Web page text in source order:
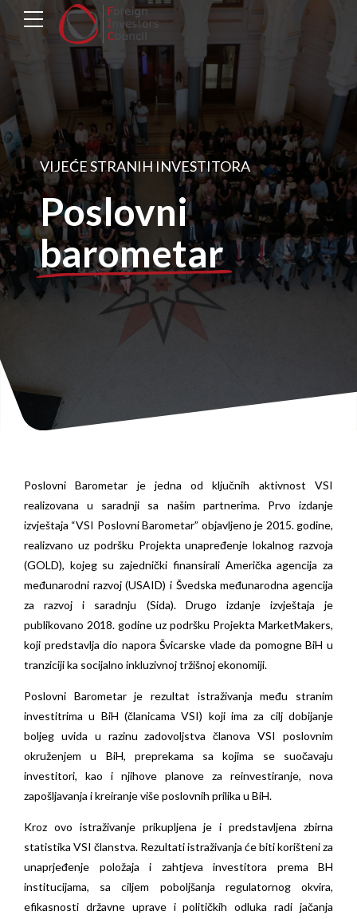
VIJEĆE STRANIH INVESTITORA
Poslovni
barometar
Poslovni Barometar je jedna od ključnih aktivnost VSI
realizovana u saradnji sa našim partnerima. Prvo izdanje
izvještaja “VSI Poslovni Barometar” objavljeno je 2015. godine,
realizvano uz podršku Projekta unapređenje lokalnog razvoja
(GOLD), kojeg su zajednički finansirali Američka agencija za
međunarodni razvoj (USAID) i Švedska međunarodna agencija
za razvoj i saradnju (Sida). Drugo izdanje izvještaja je
publikovano 2018. godine uz podršku Projekta MarketMakers,
koji predstavlja dio napora Švicarske vlade da pomogne BiH u
tranziciji ka socijalno inkluzivnoj tržišnoj ekonomiji.
Poslovni Barometar je rezultat istraživanja među stranim
investitrima u BiH (članicama VSI) koji ima za cilj dobijanje
boljeg uvida u razinu zadovoljstva članova VSI poslovnim
okruženjem u BiH, preprekama sa kojima se suočavaju
investitori, kao i njihove planove za reinvestiranje, nova
zapošljavanja i kreiranje više poslovnih prilika u BiH.
Kroz ovo istraživanje prikupljena je i predstavljena zbirna
statistika VSI članstva. Rezultati istraživanja će biti korišteni za
unaprjeđenje položaja i zahtjeva investitora prema BH
institucijama, sa ciljem poboljšanja regulatornog okvira,
efikasnosti državne uprave i političkih odluka radi jačanja